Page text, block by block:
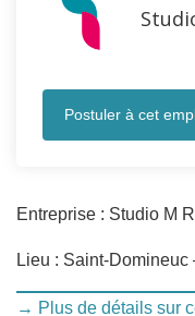
Postuler à cet
Entreprise : Studio M
Lieu : Saint-Domineuc
→ Plus de détails sur